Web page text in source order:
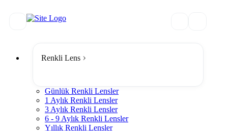
Renkli Lens
Günlük Renkli Lensler
1 Aylık Renkli Lensler
3 Aylık Renkli Lensler
6 - 9 Aylık Renkli Lensler
Yıllık Renkli Lensler